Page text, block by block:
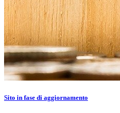
Sito in fase di aggiornamento